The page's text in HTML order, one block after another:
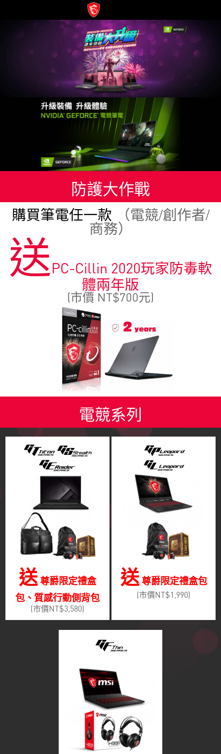
防護大作戰
購買筆電任一款 （電競/創作者/
商務）
送PC-Cillin 2020玩家防毒軟
體兩年版
(市價 NT$700元)
電競系列
送尊爵限定禮盒
包、質感行動側背包
(市價NT$3,580)
送尊爵限定禮盒包
(市價NT$1,990)